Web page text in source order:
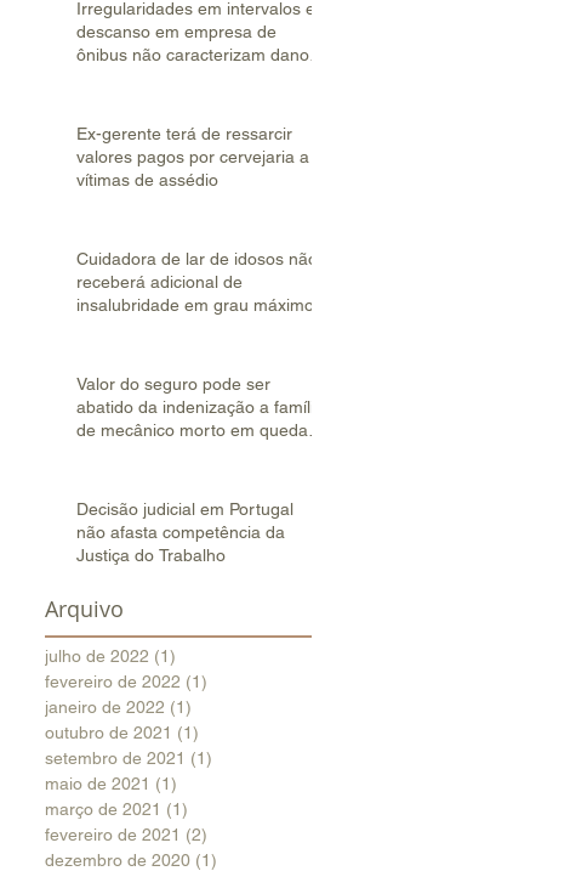
Irregularidades em intervalos e
descanso em empresa de
ônibus não caracterizam dano
Ex-gerente terá de ressarcir
valores pagos por cervejaria a
vítimas de assédio
Cuidadora de lar de idosos não
receberá adicional de
insalubridade em grau máximo
Valor do seguro pode ser
abatido da indenização a família
de mecânico morto em queda
Decisão judicial em Portugal
não afasta competência da
Justiça do Trabalho
Arquivo
julho de 2022 (1)
fevereiro de 2022 (1)
janeiro de 2022 (1)
outubro de 2021 (1)
setembro de 2021 (1)
maio de 2021 (1)
março de 2021 (1)
fevereiro de 2021 (2)
dezembro de 2020 (1)